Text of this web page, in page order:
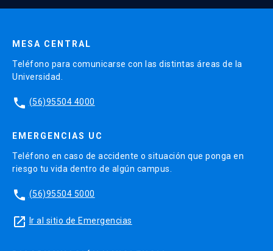
MESA CENTRAL
Teléfono para comunicarse con las distintas áreas de la
Universidad.
phone (56)95504 4000
EMERGENCIAS UC
Teléfono en caso de accidente o situación que ponga en
riesgo tu vida dentro de algún campus.
phone (56)95504 5000
launch Ir al sitio de Emergencias